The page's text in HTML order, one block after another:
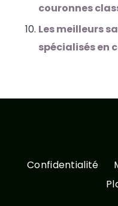
couronnes
Les meilleurs
spécialisés en
Confidentialité